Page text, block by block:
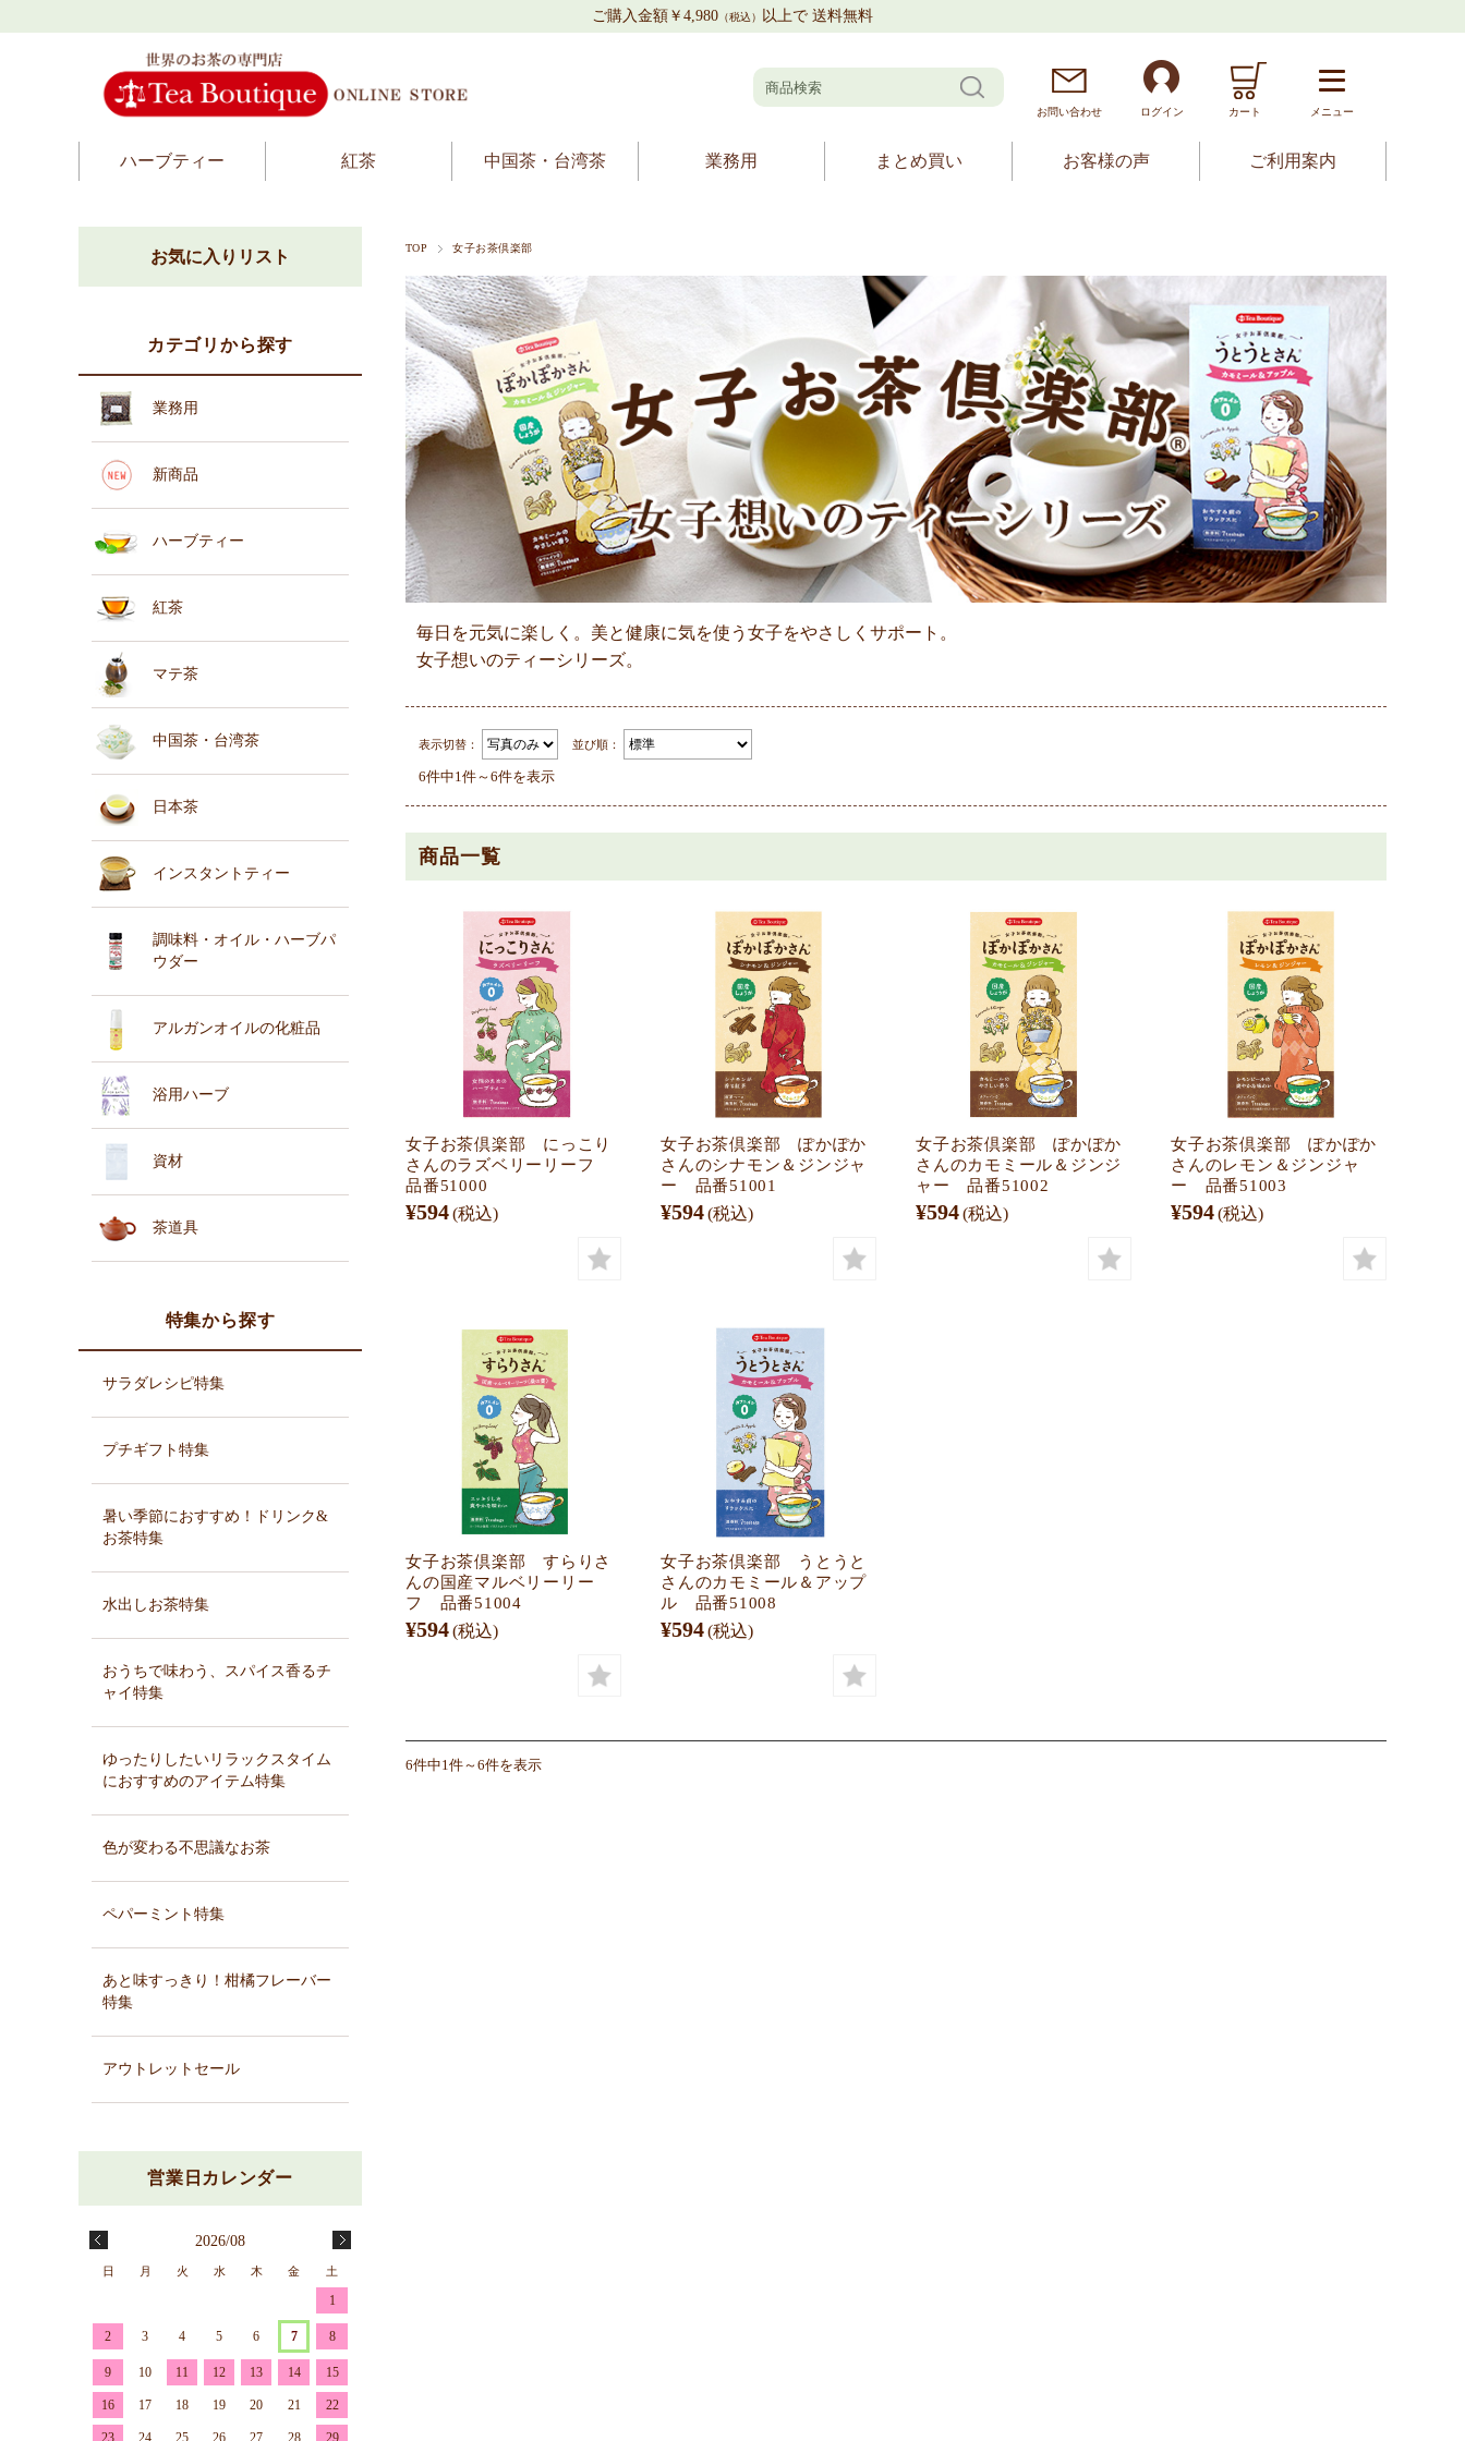
ご購入金額￥4,980 （税込） 以上で 送料無料
お問い合わせ ログイン カート メニュー
ハーブティー 紅茶 中国茶・台湾茶 業務用 まとめ買い お客様の声 ご利用案内
TOP 女子お茶倶楽部
毎日を元気に楽しく。美と健康に気を使う女子をやさしくサポート。
女子想いのティーシリーズ。
表示切替： 並び順：
6件中1件～6件を表示
商品一覧
女子お茶倶楽部 にっこり
さんのラズベリーリーフ
品番51000
¥594(税込)
女子お茶倶楽部 ぽかぽか
さんのシナモン＆ジンジャ
ー 品番51001
¥594(税込)
女子お茶倶楽部 ぽかぽか
さんのカモミール＆ジンジ
ャー 品番51002
¥594(税込)
女子お茶倶楽部 ぽかぽか
さんのレモン＆ジンジャ
ー 品番51003
¥594(税込)
女子お茶倶楽部 すらりさ
んの国産マルベリーリー
フ 品番51004
¥594(税込)
女子お茶倶楽部 うとうと
さんのカモミール＆アップ
ル 品番51008
¥594(税込)
6件中1件～6件を表示
お気に入りリスト
カテゴリから探す
業務用
新商品
ハーブティー
紅茶
マテ茶
中国茶・台湾茶
日本茶
インスタントティー
調味料・オイル・ハーブパ
ウダー
アルガンオイルの化粧品
浴用ハーブ
資材
茶道具
特集から探す
サラダレシピ特集
プチギフト特集
暑い季節におすすめ！ドリンク&
お茶特集
水出しお茶特集
おうちで味わう、スパイス香るチ
ャイ特集
ゆったりしたいリラックスタイム
におすすめのアイテム特集
色が変わる不思議なお茶
ペパーミント特集
あと味すっきり！柑橘フレーバー
特集
アウトレットセール
2026/08
日 月 火 水 木 金 土
1
2 3 4 5 6 7 8
9 10 11 12 13 14 15
16 17 18 19 20 21 22
23 24 25 26 27 28 29